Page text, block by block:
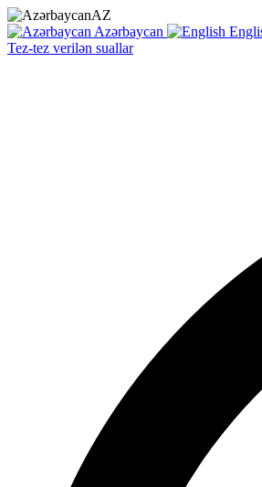
AZ
Azərbaycan
Tez-tez verilən suallar